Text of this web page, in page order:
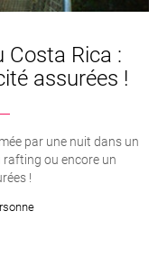
Costa Rica :
assurées !
par une nuit dans un
rafting ou encore un
!